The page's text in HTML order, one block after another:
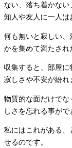
ない、落ち着かない
知人や友人に一人は
何も無いと寂しい
かを集めて満たされ
収集すると、部屋に
寂しさや不安が紛れ
物質的な面だけで
しさを忘れる事がで
私にはこれがある
せるのです。